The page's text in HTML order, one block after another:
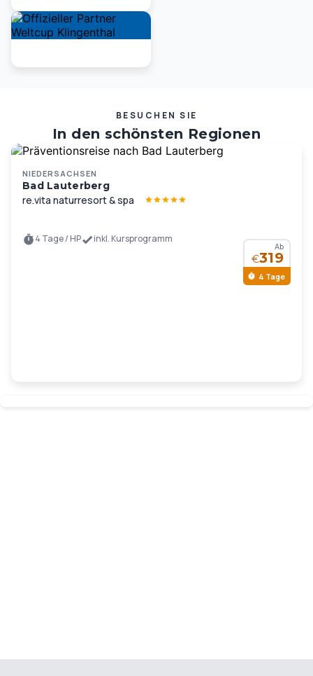
BESUCHEN SIE
In den schönsten Regionen
Deutschlands und Europas …
Ab
€319
4 Tage
NIEDERSACHSEN
Bad Lauterberg
re.vita naturresort & spa
4 Tage / HP inkl. Kursprogramm